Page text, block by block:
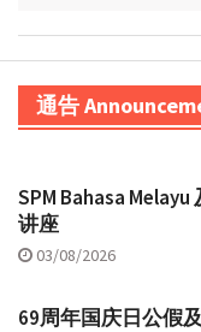
通告
SPM Bahasa
讲座
03/08/2026
69周年国庆日公假